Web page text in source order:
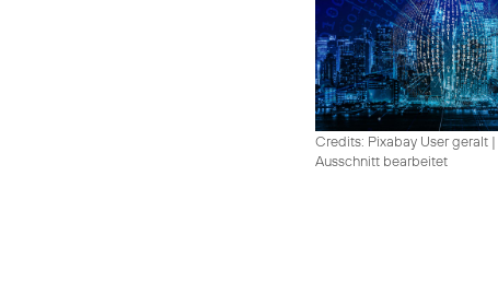
Credits: Pixabay User geralt |
Ausschnitt bearbeitet